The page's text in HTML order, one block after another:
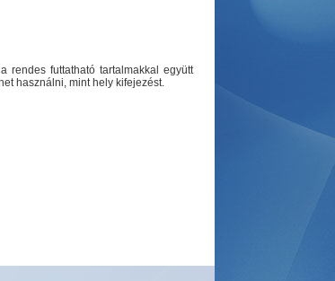
rendes futtatható tartalmakkal együtt
használni, mint hely kifejezést.